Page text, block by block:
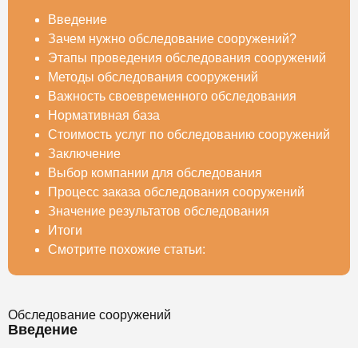
Введение
Зачем нужно обследование сооружений?
Этапы проведения обследования сооружений
Методы обследования сооружений
Важность своевременного обследования
Нормативная база
Стоимость услуг по обследованию сооружений
Заключение
Выбор компании для обследования
Процесс заказа обследования сооружений
Значение результатов обследования
Итоги
Смотрите похожие статьи:
Обследование сооружений
Введение